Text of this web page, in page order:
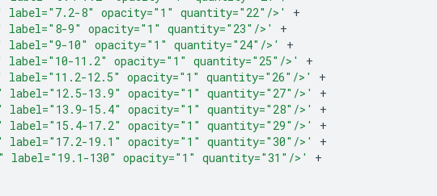
label="7.2-8" opacity="1" quantity="22"/>'
+
label="8-9" opacity="1" quantity="23"/>'
+
label="9-10" opacity="1" quantity="24"/>'
+
label="10-11.2" opacity="1" quantity="25"/>'
+
label="11.2-12.5" opacity="1" quantity="26"/>'
+
label="12.5-13.9" opacity="1" quantity="27"/>'
+
label="13.9-15.4" opacity="1" quantity="28"/>'
+
label="15.4-17.2" opacity="1" quantity="29"/>'
+
label="17.2-19.1" opacity="1" quantity="30"/>'
+
label="19.1-130" opacity="1" quantity="31"/>'
+